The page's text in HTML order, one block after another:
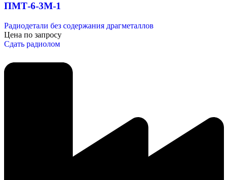
ПМТ-6-3М-1
Радиодетали без содержания драгметаллов
Цена по запросу
Сдать радиолом